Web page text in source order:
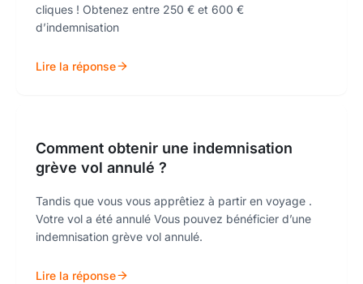
cliques ! Obtenez entre 250 € et 600 €
d’indemnisation
Lire la réponse
Comment obtenir une indemnisation
grève vol annulé ?
Tandis que vous vous apprêtiez à partir en voyage .
Votre vol a été annulé Vous pouvez bénéficier d’une
indemnisation grève vol annulé.
Lire la réponse